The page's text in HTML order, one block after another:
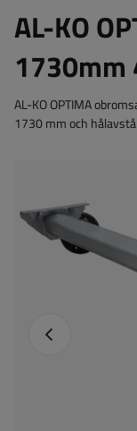
AL-KO
1730mm
AL-KO OPTIMA
1730 mm och
Föregående foto